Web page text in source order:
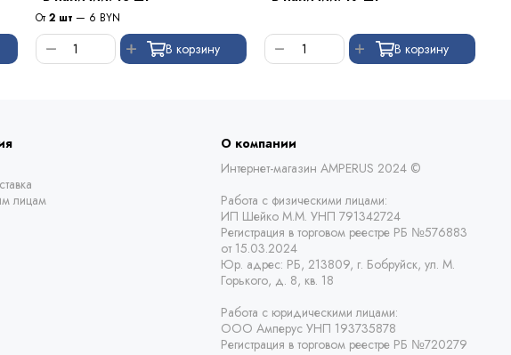
От2 шт — 6 BYN
В корзину В корзину
лицам
О компании
Интернет-магазин AMPERUS 2024 ©
Работа с физическими лицами:
ИП Шейко М.М. УНП 791342724
Регистрация в торговом реестре РБ №576883
от 15.03.2024
Юр. адрес: РБ, 213809, г. Бобруйск, ул. М.
Горького, д. 8, кв. 18
Работа с юридическими лицами:
ООО Амперус УНП 193735878
Регистрация в торговом реестре РБ №720279